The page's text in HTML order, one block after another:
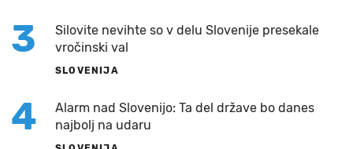
3
Silovite nevihte so v delu Slovenije presekale
vročinski val
SLOVENIJA
4
Alarm nad Slovenijo: Ta del države bo danes
najbolj na udaru